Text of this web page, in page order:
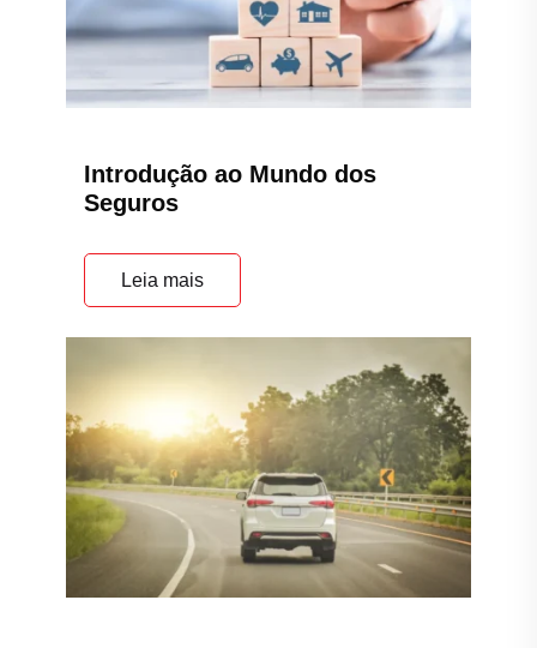
Introdução ao Mundo dos
Seguros
Leia mais